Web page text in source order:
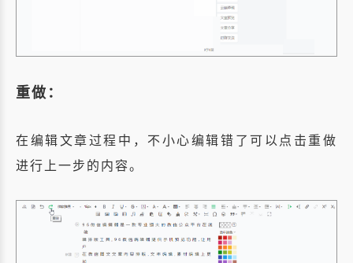
重做：
在编辑文章过程中，不小心编辑错了可以点击重做
进行上一步的内容。